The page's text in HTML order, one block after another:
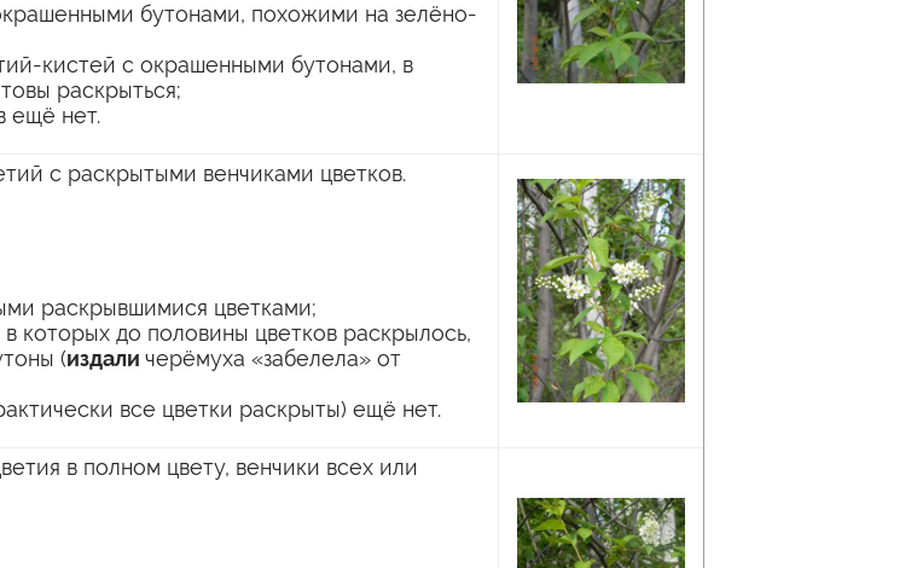
бутонами, похожими на зелёно-
кистей с окрашенными бутонами, в
раскрыться;
ещё нет.
с раскрытыми венчиками цветков.
раскрывшимися цветками;
которых до половины цветков раскрылось,
(издали черёмуха «забелела» от
все цветки раскрыты) ещё нет.
в полном цвету, венчики всех или